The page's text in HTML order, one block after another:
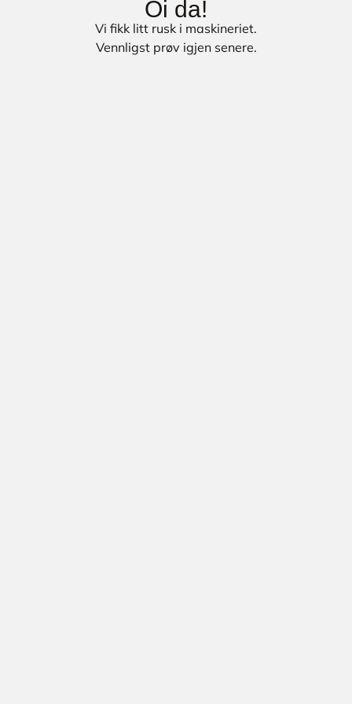
Oi da!
Vi fikk litt rusk i maskineriet.
Vennligst prøv igjen senere.